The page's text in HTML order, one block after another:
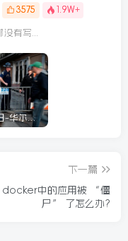
3575 1.9W+
有写...
2025年1月2日-华尔街回顾
下一篇
docker中的应用被 “僵
尸” 了怎么办?